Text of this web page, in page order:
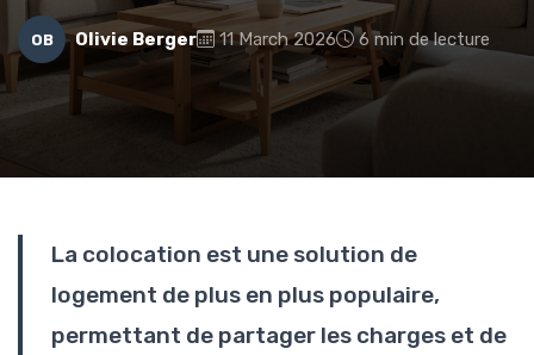
OB Olivie Berger 11 March 2026 6 min de lecture
La colocation est une solution de
logement de plus en plus populaire,
permettant de partager les charges et de